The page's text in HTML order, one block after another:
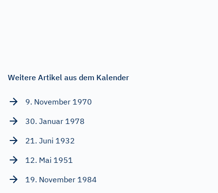
Weitere Artikel aus dem Kalender
9. November 1970
30. Januar 1978
21. Juni 1932
12. Mai 1951
19. November 1984